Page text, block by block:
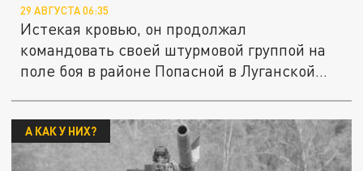
29 АВГУСТА 06:35
Истекая кровью, он продолжал
командовать своей штурмовой группой на
поле боя в районе Попасной в Луганской...
А КАК У НИХ?